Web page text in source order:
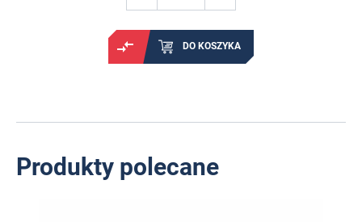
DO KOSZYKA
Produkty polecane